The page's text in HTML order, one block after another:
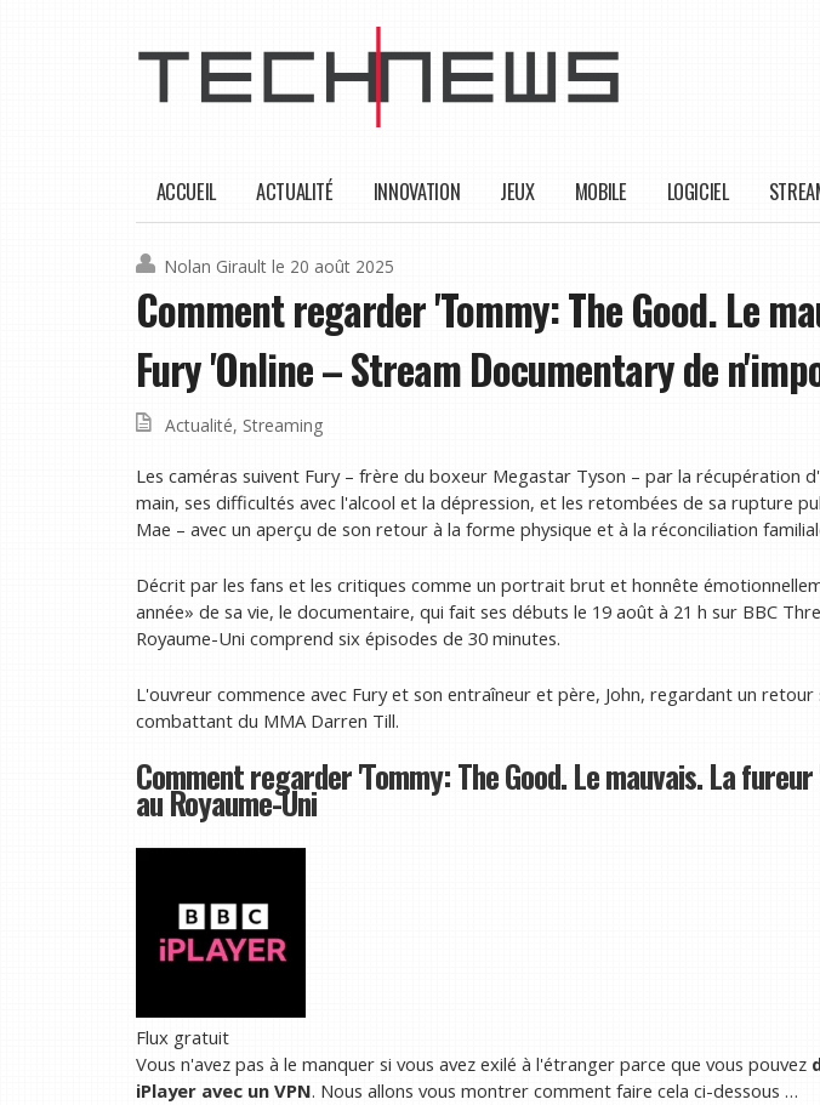
ACCUEIL ACTUALITÉ INNOVATION JEUX MOBILE LOGICIEL
Nolan Girault le 20 août 2025
Comment regarder 'Tommy: The Good. Le
Fury 'Online – Stream Documentary de
Actualité, Streaming
Les caméras suivent Fury – frère du boxeur Megastar Tyson – par la récupération
main, ses difficultés avec l'alcool et la dépression, et les retombées de sa rupture
Mae – avec un aperçu de son retour à la forme physique et à la réconciliation
Décrit par les fans et les critiques comme un portrait brut et honnête
année» de sa vie, le documentaire, qui fait ses débuts le 19 août à 21 h sur BBC
Royaume-Uni comprend six épisodes de 30 minutes.
L'ouvreur commence avec Fury et son entraîneur et père, John, regardant un
combattant du MMA Darren Till.
Comment regarder 'Tommy: The Good. Le mauvais. La
au Royaume-Uni
Flux gratuit
Vous n'avez pas à le manquer si vous avez exilé à l'étranger parce que vous pouvez
iPlayer avec un VPN. Nous allons vous montrer comment faire cela ci-dessous …